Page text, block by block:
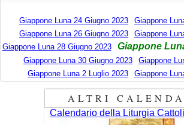
Giappone Luna 24 Giugno 2023
Giappone
Giappone Luna 26 Giugno 2023
Giappone
Giappone Luna 28 Giugno 2023
Giappone
Giappone Luna 30 Giugno 2023
Giappone
Giappone Luna 2 Luglio 2023
Giappone
ALTRI
Calendario della Liturgia